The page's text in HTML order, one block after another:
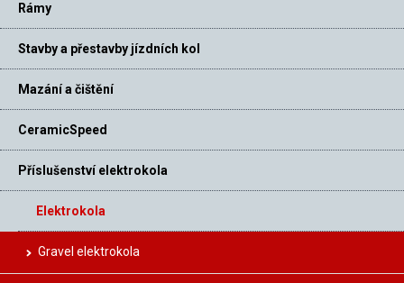
Rámy
Stavby a přestavby jízdních kol
Mazání a čištění
CeramicSpeed
Příslušenství elektrokola
Elektrokola
Gravel elektrokola